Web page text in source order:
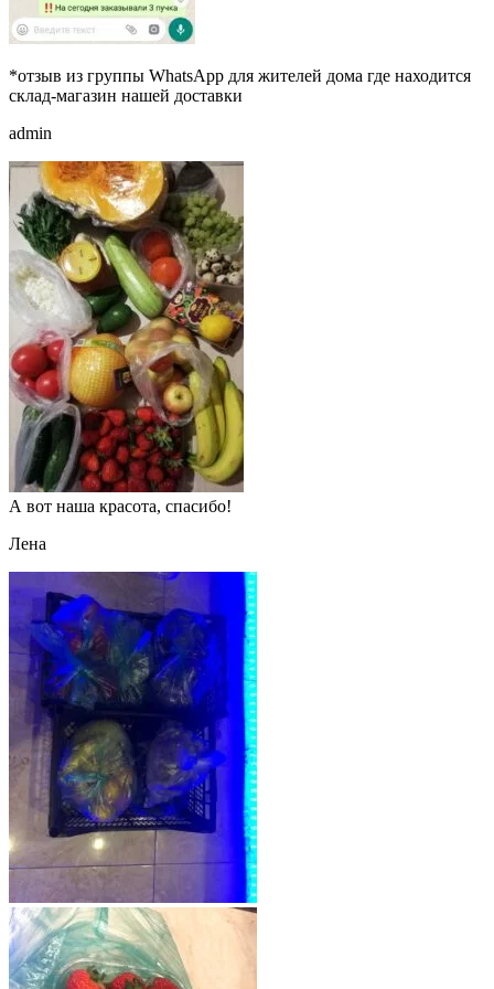
*отзыв из группы WhatsApp для жителей дома где находится
склад-магазин нашей доставки
admin
А вот наша красота, спасибо!
Лена